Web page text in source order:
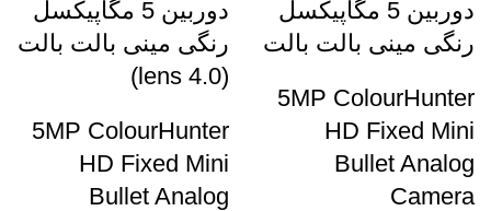
دوربین 5 مگاپیکسل
رنگی مینی بالت بالت
5MP ColourHunter
HD Fixed Mini
Bullet Analog
Camera
دوربین 5 مگاپیکسل
رنگی مینی بالت بالت
(lens 4.0)
5MP ColourHunter
HD Fixed Mini
Bullet Analog